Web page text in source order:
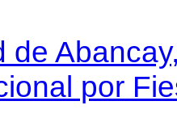
de
por